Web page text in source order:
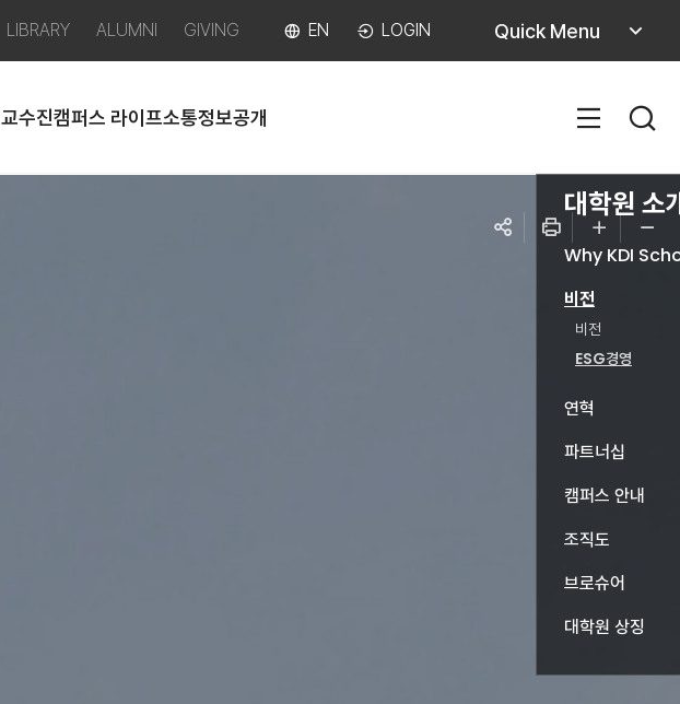
LIBRARY ALUMNI GIVING EN LOGIN Quick Menu 퀵메뉴
열기
교수진캠퍼스 라이프소통정보공개
대학원 소
Why KDI
비전하위메뉴
닫기
비전
ESG경영
연혁
파트너십
캠퍼스 안내
조직도
브로슈어
대학원 상징
공유하기인쇄글자
크게